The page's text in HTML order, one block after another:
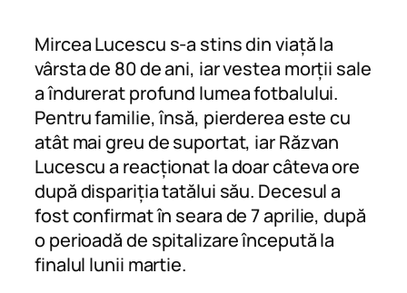
Mircea Lucescu s-a stins din viață la
vârsta de 80 de ani, iar vestea morții sale
a îndurerat profund lumea fotbalului.
Pentru familie, însă, pierderea este cu
atât mai greu de suportat, iar Răzvan
Lucescu a reacționat la doar câteva ore
după dispariția tatălui său. Decesul a
fost confirmat în seara de 7 aprilie, după
o perioadă de spitalizare începută la
finalul lunii martie.